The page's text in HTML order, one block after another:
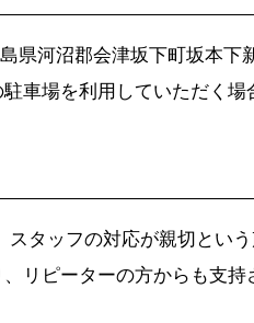
県河沼郡会津坂下町坂本下
車場を利用していただく場
スタッフの対応が親切とい
リピーターの方からも支持